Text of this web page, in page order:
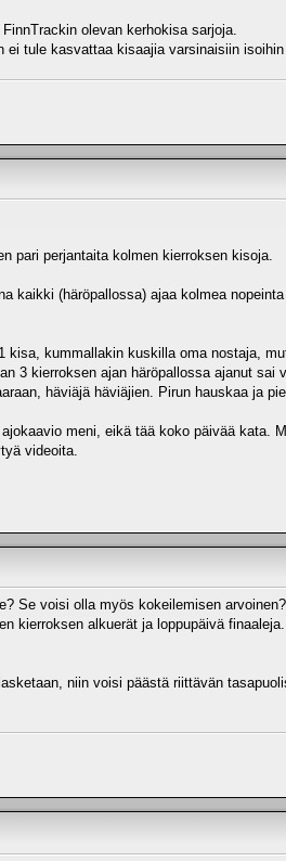
olevan kerhokisa sarjoja.
tule kasvattaa kisaajia varsinaisiin isoihin
pari perjantaita kolmen kierroksen kisoja.
kaikki (häröpallossa) ajaa kolmea
kisa, kummallakin kuskilla oma nostaja,
3 kierroksen ajan häröpallossa ajanut
häviäjä häviäjien. Pirun hauskaa ja
meni, eikä tää koko päivää kata.
videoita.
Se voisi olla myös kokeilemisen arvoinen?
kierroksen alkuerät ja loppupäivä
niin voisi päästä riittävän